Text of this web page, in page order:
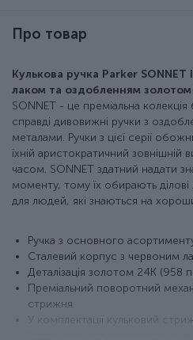
Про товар
Кулькова ручка Parker
лаком та оздобленням
SONNET - це преміальна колекція
справді дивовижні ручки з
металами. Ручки з цієї серії
їхній аристократичний зовнішній
часом. SONNET здатний надати
моменту, тому їх обирають
для людей, які знаються на
Ручка з основного
Сталевий корпус з червоним
Деталізація золотом 24К (958
Преміальний поворотний
стрижня.
У комплектації кульковий